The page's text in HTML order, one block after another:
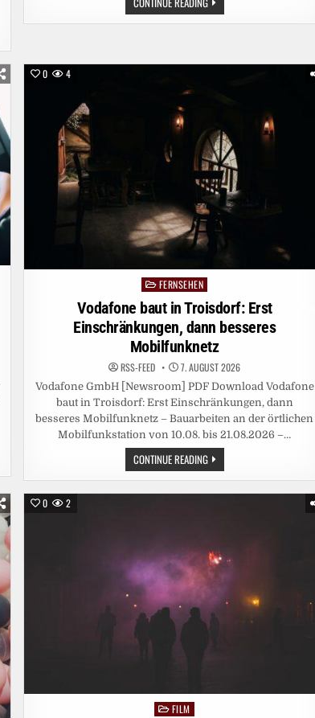
BAUT
IN
DANN
0 4
Posted
in
FERNSEHEN
Vodafone baut in Troisdorf: Erst
Einschränkungen, dann besseres
Mobilfunknetz
RSS-FEED 7. AUGUST 2026
Vodafone GmbH [Newsroom] PDF Download Vodafone
baut in Troisdorf: Erst Einschränkungen, dann
besseres Mobilfunknetz – Bauarbeiten an der örtlichen
Mobilfunkstation von 10.08. bis 21.08.2026 –…
CONTINUE READINGVODAFONE
BAUT
IN
0 2
Posted
FILM